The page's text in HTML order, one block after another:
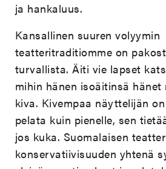
ja hankaluus.
Kansallinen suuren volyymin
teatteritraditiomme on
turvallista. Äiti vie lapset
mihin hänen isoäitinsä hänet
kiva. Kivempaa näyttelijän
pelata kuin pienelle, sen
jos kuka. Suomalaisen
konservatiivisuuden yhtenä